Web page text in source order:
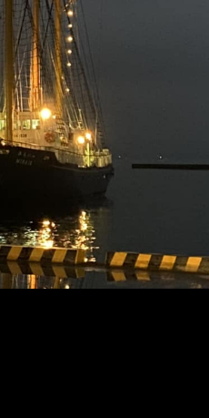
メ
イ
ン
コ
ン
テ
へ
移
動